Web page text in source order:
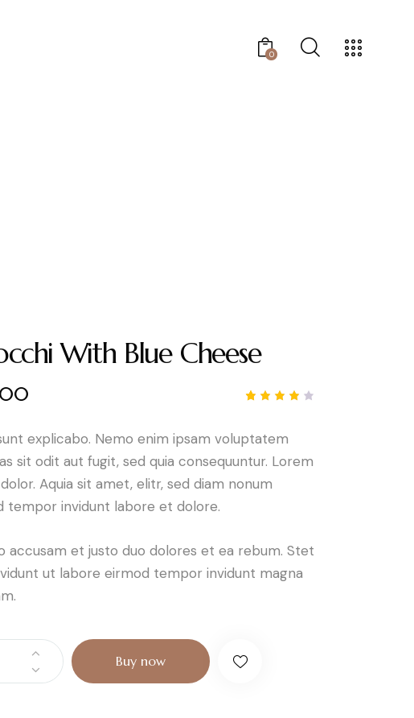
0
With Blue Cheese
sur 5
basé
sur
notatio
n
client
explicabo. Nemo enim ipsam voluptatem
sit odit aut fugit, sed quia consequuntur. Lorem
Aquia sit amet, elitr, sed diam nonum
tempor invidunt labore et dolore.
accusam et justo duo dolores et ea rebum. Stet
ut labore eirmod tempor invidunt magna
Buy now